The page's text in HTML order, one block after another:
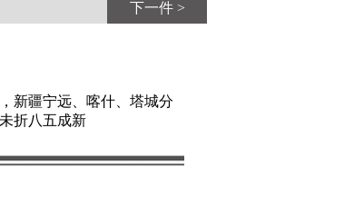
下一件 >
新疆宁远、喀什、塔城分
折八五成新